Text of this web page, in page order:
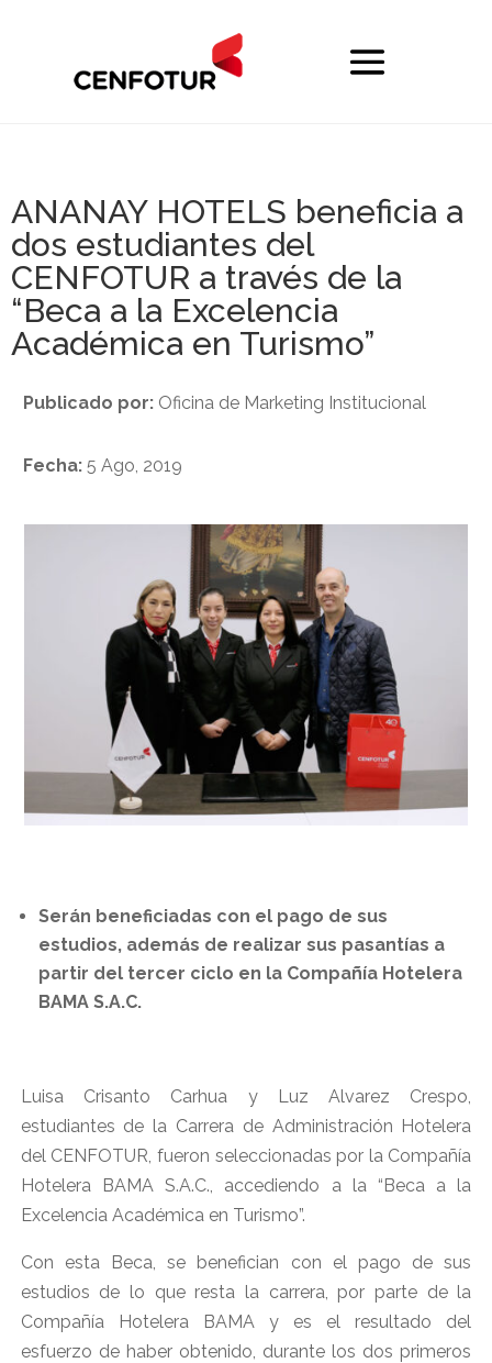
ANANAY HOTELS beneficia a
dos estudiantes del
CENFOTUR a través de la
“Beca a la Excelencia
Académica en Turismo”
Publicado por: Oficina de Marketing Institucional
Fecha:5 Ago, 2019
Serán beneficiadas con el pago de sus
estudios, además de realizar sus pasantías a
partir del tercer ciclo en la Compañía Hotelera
BAMA S.A.C.
Luisa Crisanto Carhua y Luz Alvarez Crespo,
estudiantes de la Carrera de Administración Hotelera
del CENFOTUR, fueron seleccionadas por la Compañía
Hotelera BAMA S.A.C., accediendo a la “Beca a la
Excelencia Académica en Turismo”.
Con esta Beca, se benefician con el pago de sus
estudios de lo que resta la carrera, por parte de la
Compañía Hotelera BAMA y es el resultado del
esfuerzo de haber obtenido, durante los dos primeros